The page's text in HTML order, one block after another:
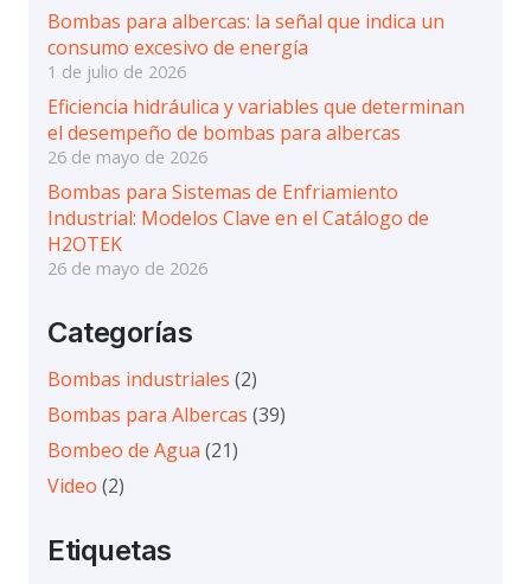
Bombas para albercas: la señal que indica un
consumo excesivo de energía
1 de julio de 2026
Eficiencia hidráulica y variables que determinan
el desempeño de bombas para albercas
26 de mayo de 2026
Bombas para Sistemas de Enfriamiento
Industrial: Modelos Clave en el Catálogo de
H2OTEK
26 de mayo de 2026
Categorías
Bombas industriales (2)
Bombas para Albercas (39)
Bombeo de Agua (21)
Video (2)
Etiquetas